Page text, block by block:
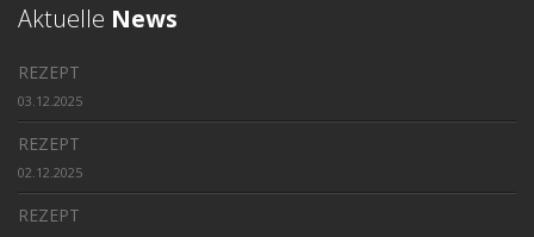
Aktuelle News
REZEPT
03.12.2025
REZEPT
02.12.2025
REZEPT